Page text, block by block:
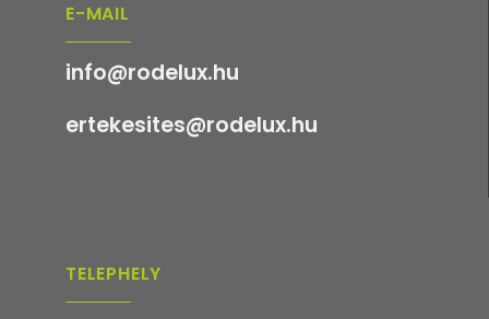
E-MAIL
info@rodelux.hu
ertekesites@rodelux.hu
TELEPHELY